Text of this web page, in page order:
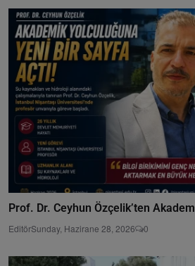
Prof. Dr. Ceyhun Özçelik’ten
EditörSunday, Hazirane 28, 2026 0